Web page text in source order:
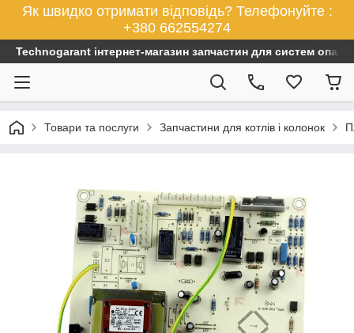
Як швидко отримати відповідь? Телефонуйте :
+380 662554274
Technogarant інтернет-магазин запчастин для систем
Товари та послуги Запчастини для котлів і колонок